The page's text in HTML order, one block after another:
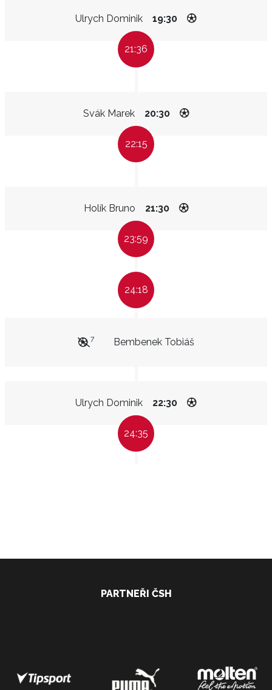
Ulrych Dominik 19:30
21:36
Svák Marek 20:30
22:15
Holík Bruno 21:30
23:59
24:18
Bembenek Tobiáš
7
Ulrych Dominik 22:30
24:35
PARTNEŘI ČSH